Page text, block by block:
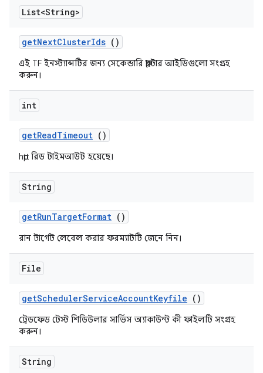
List<String>
getNextClusterIds ()
এই TF ইনস্ট্যান্সটির জন্য সেকেন্ডারি ক্লাস্টার আইডিগুলো সংগ্রহ
করুন।
int
getReadTimeout ()
http রিড টাইমআউট হয়েছে।
String
getRunTargetFormat ()
রান টার্গেট লেবেল করার ফরম্যাটটি জেনে নিন।
File
getSchedulerServiceAccountKeyfile ()
ট্রেডফেড টেস্ট শিডিউলার সার্ভিস অ্যাকাউন্ট কী ফাইলটি সংগ্রহ
করুন।
String